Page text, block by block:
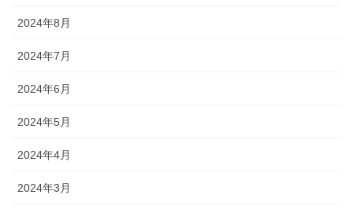
2024年8月
2024年7月
2024年6月
2024年5月
2024年4月
2024年3月